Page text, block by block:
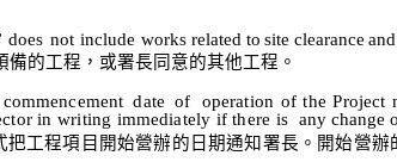
does not include works related to site clearance and
的工程，或署長同意的其他工程。
commencement date of operation of the Project
in writing immediately if there is any change
把工程項目 開始營辦的 日期通知署長。 開始營辦